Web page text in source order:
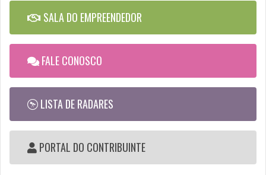
SALA DO EMPREENDEDOR
FALE CONOSCO
LISTA DE RADARES
PORTAL DO CONTRIBUINTE